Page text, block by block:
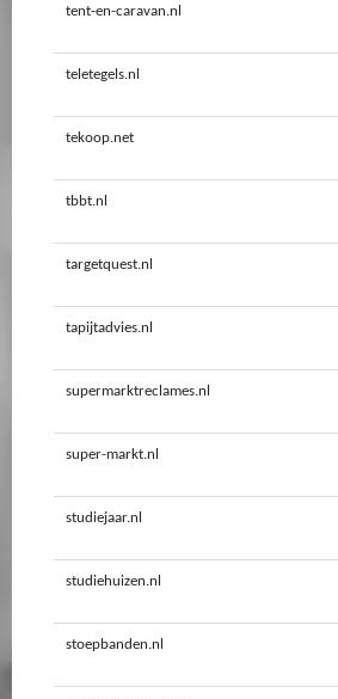
tent-en-caravan.nl
teletegels.nl
tekoop.net
tbbt.nl
targetquest.nl
tapijtadvies.nl
supermarktreclames.nl
super-markt.nl
studiejaar.nl
studiehuizen.nl
stoepbanden.nl